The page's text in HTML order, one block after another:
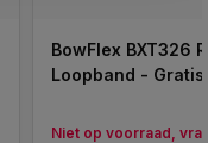
BowFlex BXT326
Loopband -
Niet op voorraad,